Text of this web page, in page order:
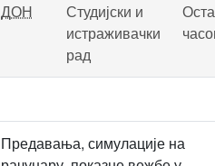
ДОН
Студијски и
истраживачки
рад
Предавања, симулације на